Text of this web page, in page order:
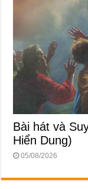
Bài hát và
Hiển Dung)
05/08/2026